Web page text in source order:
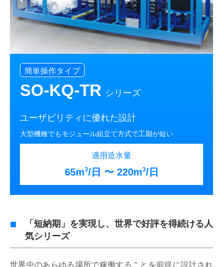
簡単操作タイプ
SO-KQ-TR シリーズ
ユーザビリティに優れた設計
大型機種でもモジュール組立て方式で工期が短い
適用造水量
65m3/日 〜 220m3/日
「短納期」を実現し、世界で好評を得続ける人
気シリーズ
世界中のあらゆる場所で稼働することを前提に設計され